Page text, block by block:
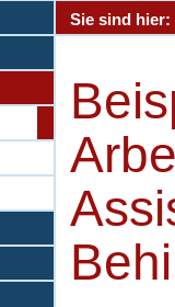
Sie sind hier: